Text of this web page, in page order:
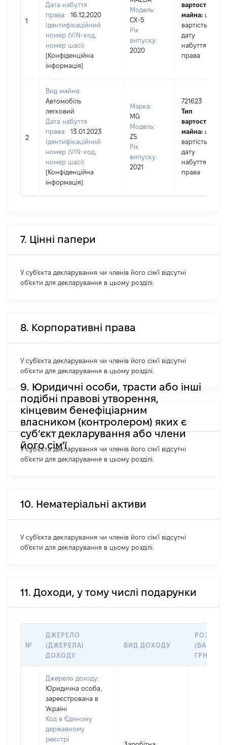
1
Дата набуття
права:
16.12.2020
Ідентифікаційний
номер (VIN-код,
номер шасі):
[Конфіденційна
інформація]
Модель:
CX-5
Рік
випуску:
2020
вартості
майна: це
вартість на
дату
набуття
права
2
Вид майна:
Автомобіль
легковий
Дата набуття
права:
13.01.2023
Ідентифікаційний
номер (VIN-код,
номер шасі):
[Конфіденційна
інформація]
Марка:
MG
Модель:
ZS
Рік
випуску:
2021
721623
Тип
вартості
майна: це
вартість на
дату
набуття
права
7. Цінні папери
У суб'єкта декларування чи членів його сім'ї відсутні
об'єкти для декларування в цьому розділі.
8. Корпоративні права
У суб'єкта декларування чи членів його сім'ї відсутні
об'єкти для декларування в цьому розділі.
9. Юридичні особи, трасти або інші
подібні правові утворення,
кінцевим бенефіціарним
власником (контролером) яких є
суб’єкт декларування або члени
його сім'ї
У суб'єкта декларування чи членів його сім'ї відсутні
об'єкти для декларування в цьому розділі.
10. Нематеріальні активи
У суб'єкта декларування чи членів його сім'ї відсутні
об'єкти для декларування в цьому розділі.
11. Доходи, у тому числі подарунки
№
ДЖЕРЕЛО
(ДЖЕРЕЛА)
ДОХОДУ
ВИД ДОХОДУ
РОЗМІР
ГРН
Джерело доходу:
Юридична особа,
зареєстрована в
Україні
Код в Єдиному
державному
реєстрі